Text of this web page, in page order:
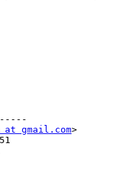
at gmail.com>